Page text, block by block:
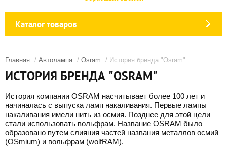
Каталог товаров
Главная / Автолампа / Osram / История бренда "Osram"
ИСТОРИЯ БРЕНДА "OSRAM"
История компании OSRAM насчитывает более 100 лет и
начиналась с выпуска ламп накаливания. Первые лампы
накаливания имели нить из осмия. Позднее для этой цели
стали использовать вольфрам. Название OSRAM было
образовано путем слияния частей названия металлов осмий
(OSmium) и вольфрам (wolfRAM).